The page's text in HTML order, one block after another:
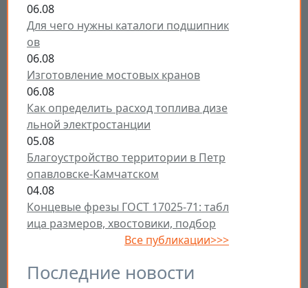
06.08
Для чего нужны каталоги подшипник
ов
06.08
Изготовление мостовых кранов
06.08
Как определить расход топлива дизе
льной электростанции
05.08
Благоустройство территории в Петр
опавловске-Камчатском
04.08
Концевые фрезы ГОСТ 17025-71: табл
ица размеров, хвостовики, подбор
Все публикации>>>
Последние новости